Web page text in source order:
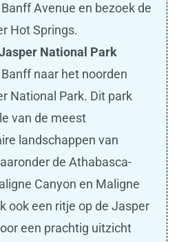
Avenue en bezoek de
Hot Springs.
National Park
naar het noorden
National Park. Dit park
van de meest
landschappen van
de Athabasca-
Canyon en Maligne
ook een ritje op de Jasper
een prachtig uitzicht